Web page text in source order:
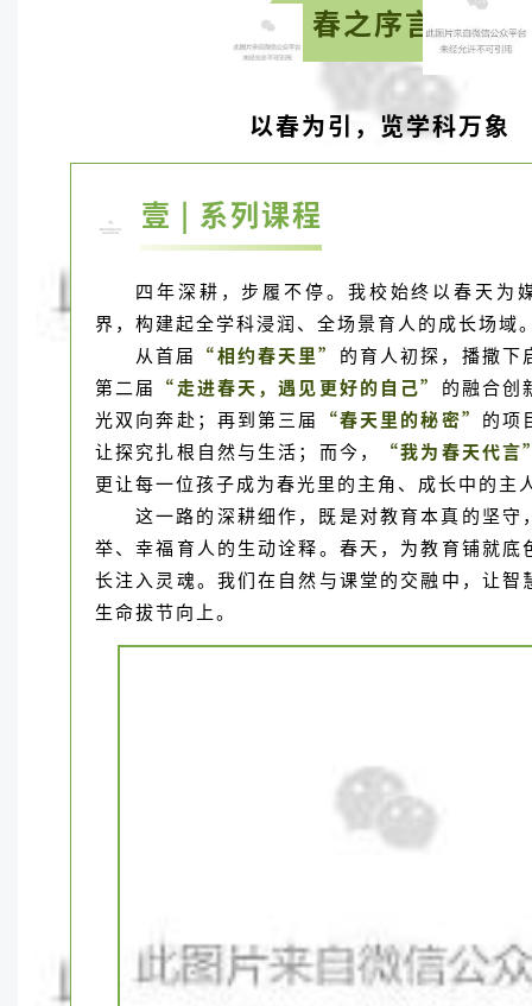
春之序言
以春为引，览学科万象
壹 | 系列课程
四年深耕，步履不停。我校始终以春天为
界，构建起全学科浸润、全场景育人的成长场域
从首届 “相约春天里” 的育人初探，播撒下
第二届 “走进春天，遇见更好的自己” 的融合创
光双向奔赴；再到第三届
“春天里的秘密” 的项
让探究扎根自然与生活；而今，
“我为春天代
更让每一位孩子成为春光里的主角、成长中的主
这一路的深耕细作，既是对教育本真的坚守
举、幸福育人的生动诠释。春天，为教育铺就底
长注入灵魂。我们在自然与课堂的交融中，让智
生命拔节向上。